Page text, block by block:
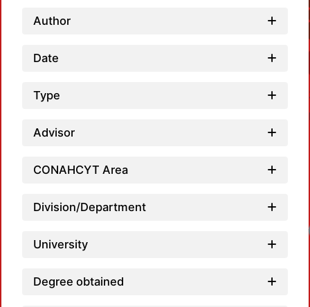
Author
Date
Type
Advisor
CONAHCYT Area
Division/Department
University
Degree obtained